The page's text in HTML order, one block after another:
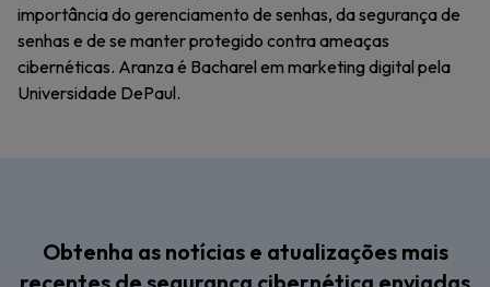
importância do gerenciamento de senhas, da segurança de
senhas e de se manter protegido contra ameaças
cibernéticas. Aranza é Bacharel em marketing digital pela
Universidade DePaul.
Obtenha as notícias e atualizações mais